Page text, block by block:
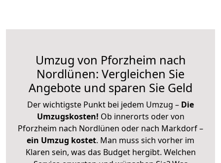
Umzug von Pforzheim nach
Nordlünen: Vergleichen Sie
Angebote und sparen Sie Geld
Der wichtigste Punkt bei jedem Umzug – Die
Umzugskosten! Ob innerorts oder von
Pforzheim nach Nordlünen oder nach Markdorf –
ein Umzug kostet. Man muss sich vorher im
Klaren sein, was das Budget hergibt. Welchen